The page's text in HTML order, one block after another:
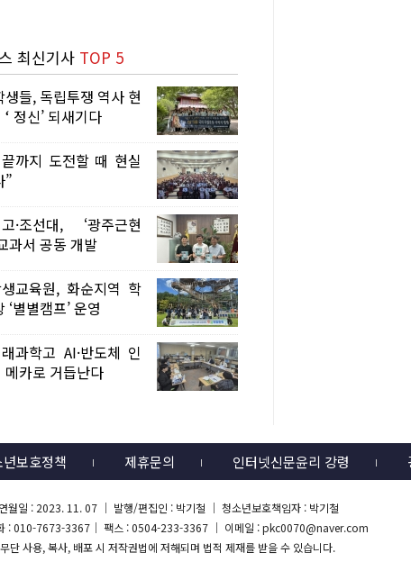
최신기사 TOP 5
생들, 독립투쟁 역사 현
정신’ 되새기다
까지 도전할 때 현실
”
·조선대, ‘광주근현
과서 공동 개발
교육원, 화순지역 학
‘별별캠프’ 운영
과학고 AI·반도체 인
메카로 거듭난다
년보호정책 제휴문의 인터넷신문윤리 강령
일 : 2023. 11. 07 ｜ 발행/편집인 : 박기철 ｜ 청소년보호책임자 : 박기철
: 010-7673-3367｜ 팩스 : 0504-233-3367 ｜ 이메일 : pkc0070@naver.com
단 사용, 복사, 배포 시 저작권법에 저해되며 법적 제재를 받을 수 있습니다.